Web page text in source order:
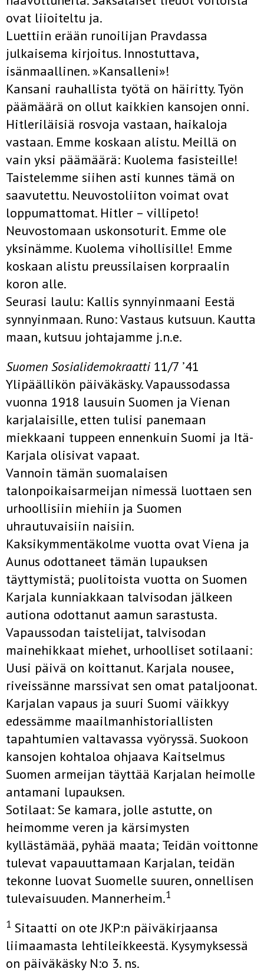
ovat liioiteltu­ ja.
Luettiin erään runoilijan Pravdassa
julkaisema kirjoitus. Innostuttava,
isänmaallinen. »Kansalleni»!
Kansani rauhallista työtä on häiritty. Työn
päämäärä on ollut kaikkien kansojen onni.
Hitleriläisiä rosvoja vastaan, haikaloja
vastaan. Emme koskaan alistu. Meillä on
vain yksi päämäärä: Kuolema fasisteille!
Taistelemme siihen asti kunnes tämä on
saavutettu. Neuvostoliiton voimat ovat
loppumattomat. Hitler – villipeto!
Neuvostomaan uskonsoturit. Emme ole
yksinämme. Kuolema vihollisille! Emme
koskaan alistu preussilaisen korpraalin
koron alle.
Seurasi laulu: Kallis synnyinmaani Eestä
synnyinmaan. Runo: Vastaus kutsuun. Kautta
maan, kutsuu johtajamme j.n.e.
Suomen Sosialidemokraatti 11/7 ’41
Ylipäällikön päiväkäsky. Vapaussodassa
vuonna 1918 lausuin Suomen ja Vienan
karjalaisille, etten tulisi panemaan
miekkaani tuppeen ennenkuin Suomi ja Itä-
Karjala olisivat vapaat.
Vannoin tämän suomalaisen
talonpoikaisarmeijan nimessä luottaen sen
urhoollisiin miehiin ja Suomen
uhrautuvaisiin naisiin.
Kaksikymmentäkolme vuotta ovat Viena ja
Aunus odottaneet tämän lupauksen
täyttymistä; puolitoista vuotta on Suomen
Karjala kunniakkaan talvisodan jälkeen
autiona odottanut aamun sarastusta.
Vapaussodan taistelijat, talvisodan
mainehikkaat miehet, urhoolliset sotilaani:
Uusi päivä on koittanut. Karjala nousee,
riveissänne marssivat sen omat pataljoonat.
Karjalan vapaus ja suuri Suomi väikkyy
edessämme maailmanhistoriallisten
tapahtumien valtavassa vyöryssä. Suokoon
kansojen kohtaloa ohjaava Kaitselmus
Suomen armeijan täyttää Karjalan heimolle
antamani lupauksen.
Sotilaat: Se kamara, jolle astutte, on
heimomme veren ja kärsimysten
kyllästämää, pyhää maata; Teidän voittonne
tulevat vapauuttamaan Karjalan, teidän
tekonne luovat Suomelle suuren, onnellisen
tulevaisuuden. Mannerheim.1
1 Sitaatti on ote JKP:n päiväkirjaansa
liimaamasta lehtileikkeestä. Kysymyksessä
on päiväkäsky N:o 3. ns.